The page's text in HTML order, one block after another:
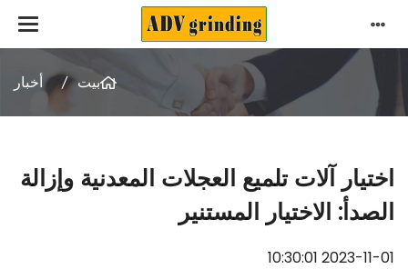
بيت أخبار
اختيار آلات تلميع العجلات المعدنية وإزالة
الصدأ: الاختيار المستنير
2023-11-01 10:30:01